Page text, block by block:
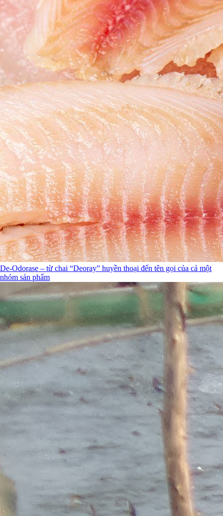
De-Odorase – từ chai “Deoray” huyền thoại đến tên gọi của cả một
nhóm sản phẩm